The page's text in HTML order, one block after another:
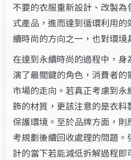
不要的衣服重新設計、改製為
式產品，進而達到循環利用
續時尚的方向之一，也對環境
在達到永續時尚的過程中，
演了最關鍵的角色，消費者
市場的走向。若真正考慮到永
飾的材質，更該注意的是衣料
保護環境。至於品牌方面，則
考規劃後續回收處理的問題。
計的當下若能減低拆解過程